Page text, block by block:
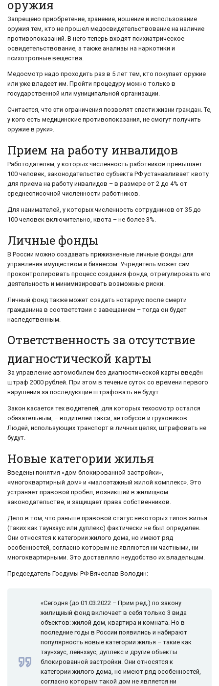
оружия
Запрещено приобретение, хранение, ношение и использование
оружия тем, кто не прошел медосвидетельствование на наличие
противопоказаний. В него теперь входят психиатрическое
освидетельствование, а также анализы на наркотики и
психотропные вещества.
Медосмотр надо проходить раз в 5 лет тем, кто покупает оружие
или уже владеет им. Пройти процедуру можно только в
государственной или муниципальной организации.
Считается, что эти ограничения позволят спасти жизни граждан. Те,
у кого есть медицинские противопоказания, не смогут получить
оружие в руки».
Прием на работу инвалидов
Работодателям, у которых численность работников превышает
100 человек, законодательство субъекта РФ устанавливает квоту
для приема на работу инвалидов – в размере от 2 до 4% от
среднесписочной численности работников.
Для нанимателей, у которых численность сотрудников от 35 до
100 человек включительно, квота – не более 3%.
Личные фонды
В России можно создавать прижизненные личные фонды для
управления имуществом и бизнесом. Учредитель может сам
проконтролировать процесс создания фонда, отрегулировать его
деятельность и минимизировать возможные риски.
Личный фонд также может создать нотариус после смерти
гражданина в соответствии с завещанием – тогда он будет
наследственным.
Ответственность за отсутствие
диагностической карты
За управление автомобилем без диагностической карты введён
штраф 2000 рублей. При этом в течение суток со времени первого
нарушения за последующие штрафовать не будут.
Закон касается тех водителей, для которых техосмотр остался
обязательным, – водителей такси, автобусов и грузовиков.
Людей, использующих транспорт в личных целях, штрафовать не
будут.
Новые категории жилья
Введены понятия «дом блокированной застройки»,
«многоквартирный дом» и «малоэтажный жилой комплекс». Это
устраняет правовой пробел, возникший в жилищном
законодательстве, и защищает права собственников.
Дело в том, что раньше правовой статус некоторых типов жилья
(таких как таунхаус или дуплекс) фактически не был определен.
Они относятся к категории жилого дома, но имеют ряд
особенностей, согласно которым не являются ни частными, ни
многоквартирными. Это доставляло неудобство их владельцам.
Председатель Госдумы РФ Вячеслав Володин:
«Сегодня (до 01.03.2022 – Прим ред.) по закону
жилищный фонд включает в себя только 3 вида
объектов: жилой дом, квартира и комната. Но в
последние годы в России появились и набирают
популярность новые категории жилья – такие как
таунхаус, лейнхаус, дуплекс и другие объекты
блокированной застройки. Они относятся к
категории жилого дома, но имеют ряд особенностей,
согласно которым такой дом не является ни